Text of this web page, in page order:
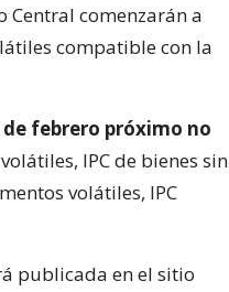
Central comenzarán a
compatible con la
febrero próximo no
IPC de bienes sin
volátiles, IPC
publicada en el sitio